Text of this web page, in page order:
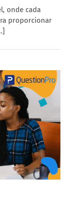
onde cada
proporcionar